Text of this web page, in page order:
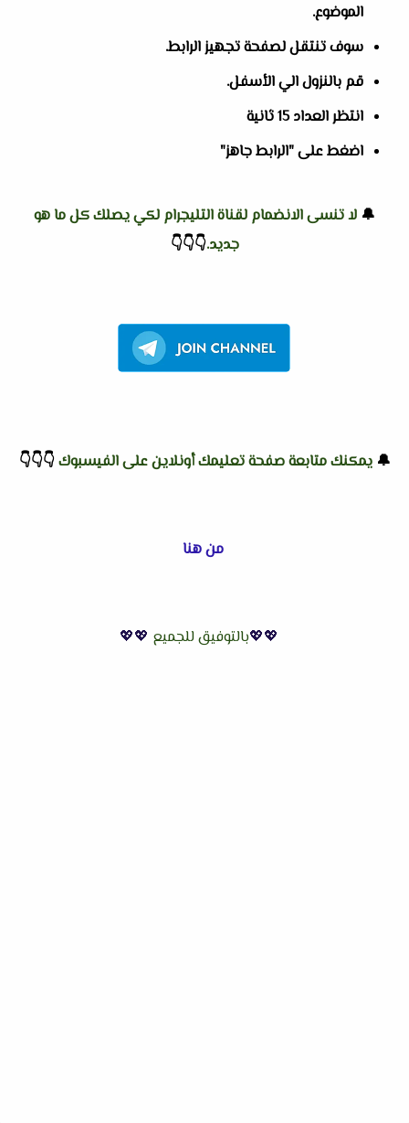
الموضوع.
سوف تنتقل لصفحة تجهيز الرابط.
قم بالنزول الي الأسفل.
انتظر العداد 15 ثانية
اضغط على "الرابط جاهز"
🔔 لا تنسى الانضمام لقناة التليجرام لكي يصلك كل ما هو
جديد.👇
👇
👇
🔔يمكنك متابعة صفحة تعليمك أونلاين على الفيسبوك👇
👇
👇
من هنا
💖💖بالتوفيق للجميع 💖💖